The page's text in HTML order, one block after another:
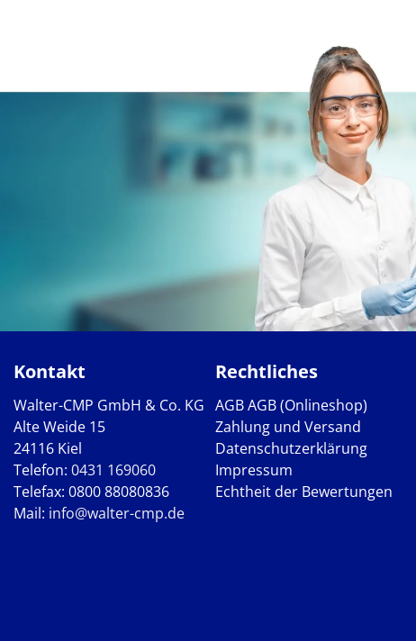
Kontakt
Walter-CMP GmbH & Co. KG
Alte Weide 15
24116 Kiel
Telefon: 0431 169060
Telefax: 0800 88080836
Mail: info@walter-cmp.de
Rechtliches
AGBAGB (Onlineshop)
Zahlung und Versand
Datenschutzerklärung
Impressum
Echtheit der Bewertungen